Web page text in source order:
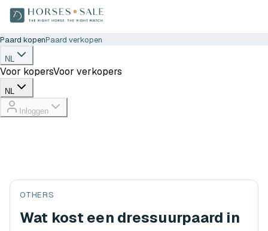
Paard kopenPaard verkopen
NL
Voor kopersVoor verkopers
NL
Inloggen
OTHERS
Wat kost een dressuurpaard in